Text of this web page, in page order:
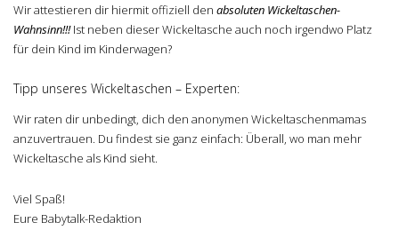
Wir attestieren dir hiermit offiziell den absoluten Wickeltaschen-
Wahnsinn!!!Ist neben dieser Wickeltasche auch noch irgendwo Platz
für dein Kind im Kinderwagen?
Tipp unseres Wickeltaschen – Experten:
Wir raten dir unbedingt, dich den anonymen Wickeltaschenmamas
anzuvertrauen. Du findest sie ganz einfach: Überall, wo man mehr
Wickeltasche als Kind sieht.
Viel Spaß!
Eure Babytalk-Redaktion